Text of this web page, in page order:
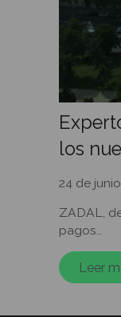
los
24 de
ZADAL,
pagos…
Leer